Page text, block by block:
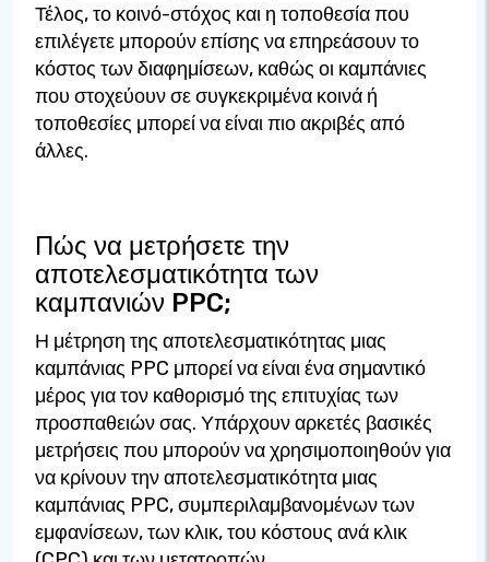
Τέλος, το κοινό-στόχος και η τοποθεσία που
επιλέγετε μπορούν επίσης να επηρεάσουν το
κόστος των διαφημίσεων, καθώς οι καμπάνιες
που στοχεύουν σε συγκεκριμένα κοινά ή
τοποθεσίες μπορεί να είναι πιο ακριβές από
άλλες.
Πώς να μετρήσετε την
αποτελεσματικότητα των
καμπανιών PPC;
Η μέτρηση της αποτελεσματικότητας μιας
καμπάνιας PPC μπορεί να είναι ένα σημαντικό
μέρος για τον καθορισμό της επιτυχίας των
προσπαθειών σας. Υπάρχουν αρκετές βασικές
μετρήσεις που μπορούν να χρησιμοποιηθούν για
να κρίνουν την αποτελεσματικότητα μιας
καμπάνιας PPC, συμπεριλαμβανομένων των
εμφανίσεων, των κλικ, του κόστους ανά κλικ